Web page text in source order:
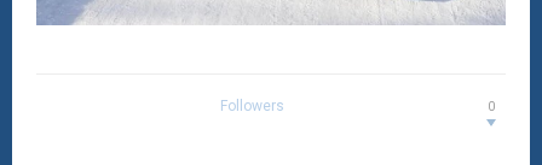
Followers 0